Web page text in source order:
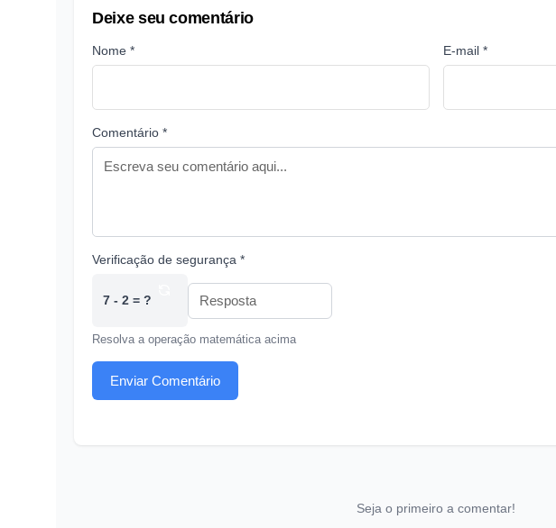
Deixe seu comentário
Nome * E-mail *
Comentário *
Verificação de segurança *
7 - 2 = ?
Resolva a operação matemática acima
Enviar Comentário
Seja o primeiro a comentar!